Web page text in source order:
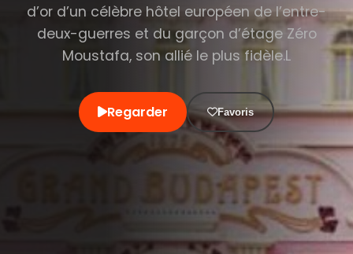
d’or d’un célèbre hôtel européen de l’entre-
deux-guerres et du garçon d’étage Zéro
Moustafa, son allié le plus fidèle.L
Regarder Favoris